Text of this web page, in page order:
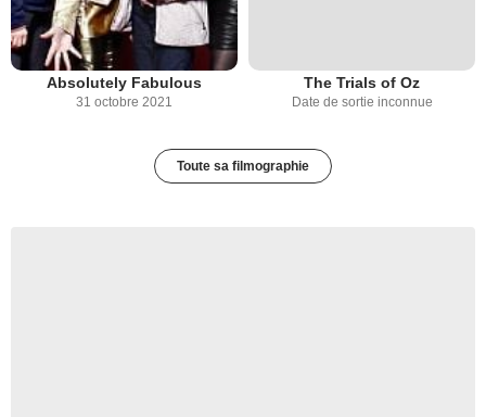
Absolutely Fabulous
31 octobre 2021
The Trials of Oz
Date de sortie inconnue
Toute sa filmographie